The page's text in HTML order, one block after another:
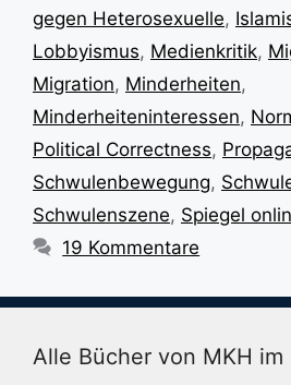
gegen Heterosexuelle,
Lobbyismus, Medienkritik,
Migration, Minderheiten,
Minderheiteninteressen,
Political Correctness,
Schwulenbewegung,
Schwulenszene, Spiegel
19 Kommentare
Alle Bücher von MKH im